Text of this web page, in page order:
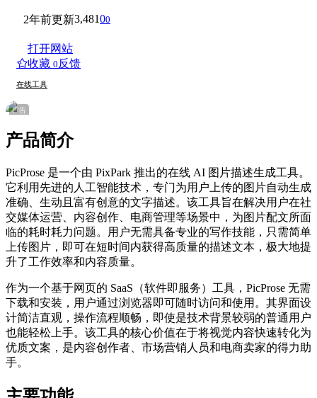
2年前更新3,48100
打开网站
收藏 0反馈
在线工具
广告
产品简介
PicProse 是一个由 PixPark 推出的在线 AI 图片描述生成工具。
它利用先进的人工智能技术，专门为用户上传的图片自动生成
准确、生动且富有创意的文字描述。该工具旨在解决用户在社
交媒体运营、内容创作、电商管理等场景中，为图片配文所面
临的耗时耗力问题。用户无需具备专业的写作技能，只需简单
上传图片，即可在短时间内获得高质量的描述文本，极大地提
升了工作效率和内容质量。
作为一个基于网页的 SaaS（软件即服务）工具，PicProse 无需
下载和安装，用户通过浏览器即可随时访问和使用。其界面设
计简洁直观，操作流程顺畅，即使是技术背景较弱的普通用户
也能轻松上手。该工具的核心价值在于将视觉内容快速转化为
优质文案，是内容创作者、市场营销人员和电商卖家的得力助
手。